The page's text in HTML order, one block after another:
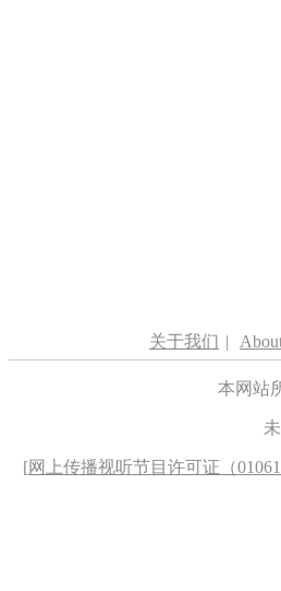
关于我们 |
本网站
[网上传播视听节目许可证（